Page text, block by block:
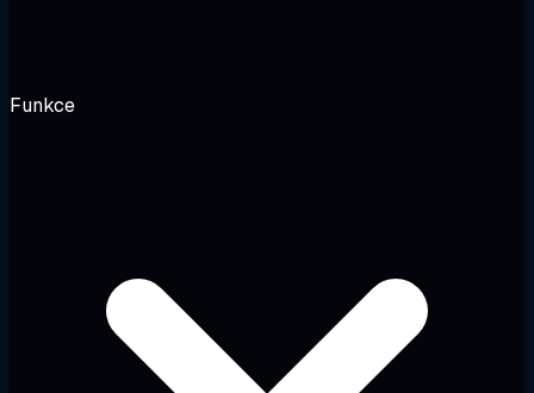
Funkce